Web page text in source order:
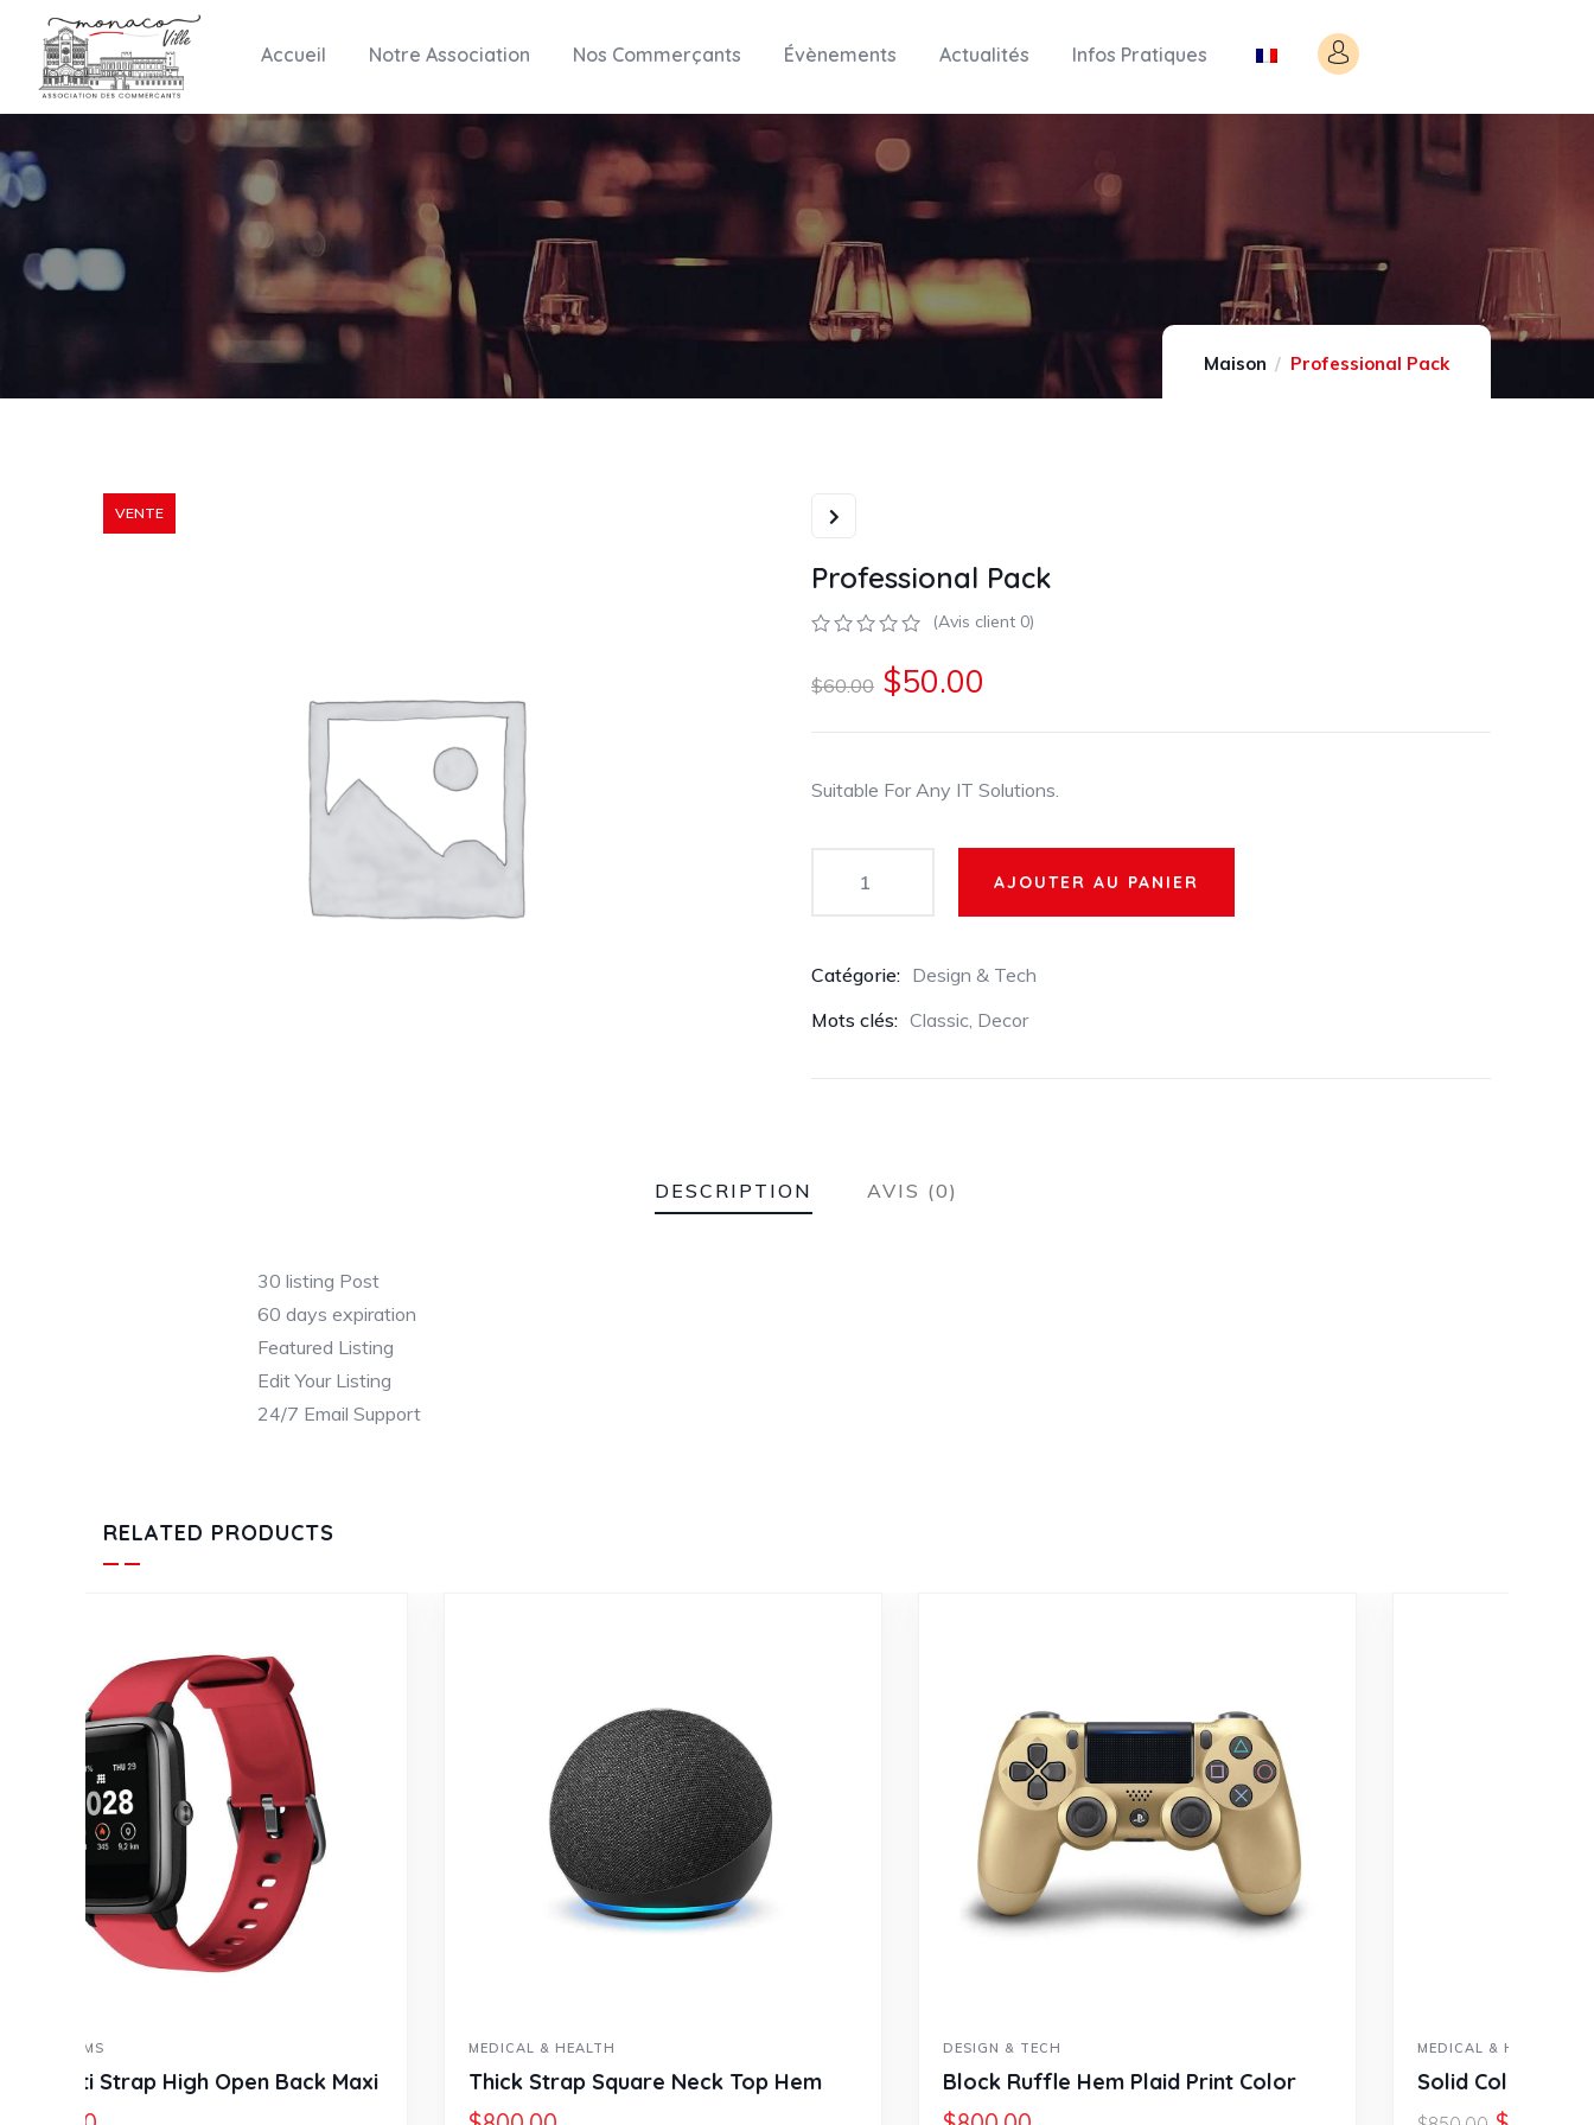
Accueil Notre Association Nos Commerçants Évènements Actualités Infos Pratiques
Maison Professional Pack
VENTE
Professional Pack
basé
(Avis client 0)
$60.00 $50.00
Suitable For Any IT Solutions.
AJOUTER AU PANIER
Catégorie: Design & Tech
Mots clés: Classic Decor
DESCRIPTION AVIS (0)
30 listing Post
60 days expiration
Featured Listing
Edit Your Listing
24/7 Email Support
RELATED PRODUCTS
Thick Strap Square Neck Top Hem
DESIGN & TECH
Block Ruffle Hem Plaid Print Color Solid Color Sleeveless Rushed Body